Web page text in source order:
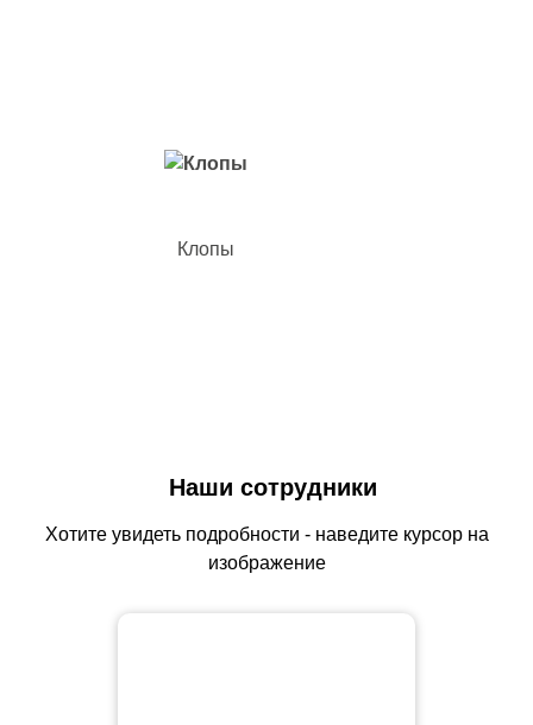
Клопы
Наши сотрудники
Хотите увидеть подробности - наведите курсор на
изображение